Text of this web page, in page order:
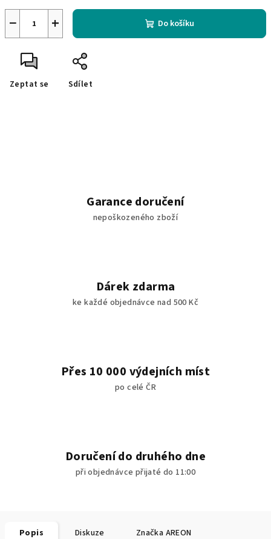
+
− Do košíku
Zeptat se Sdílet
Garance doručení
nepoškozeného zboží
Dárek zdarma
ke každé objednávce nad 500 Kč
Přes 10 000 výdejních míst
po celé ČR
Doručení do druhého dne
při objednávce přijaté do 11:00
Popis Diskuze Značka AREON